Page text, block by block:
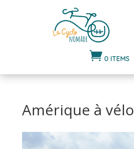
 0 ITEMS
Amérique à vélo